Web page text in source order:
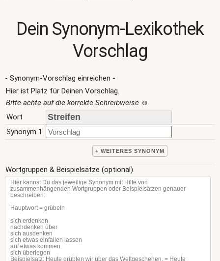
Dein Synonym-Lexikothek
Vorschlag
- Synonym-Vorschlag einreichen -
Hier ist Platz für Deinen Vorschlag.
Bitte achte auf die korrekte Schreibweise ☺
Wort
Synonym 1
+ WEITERES SYNONYM
Wortgruppen & Beispielsätze (optional)